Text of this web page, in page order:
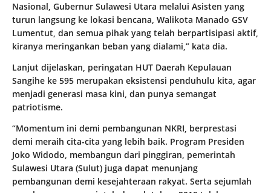
Nasional, Gubernur Sulawesi Utara melalui Asisten yang
turun langsung ke lokasi bencana, Walikota Manado GSV
Lumentut, dan semua pihak yang telah berpartisipasi aktif,
kiranya meringankan beban yang dialami,” kata dia.
Lanjut dijelaskan, peringatan HUT Daerah Kepulauan
Sangihe ke 595 merupakan eksistensi penduhulu kita, agar
menjadi generasi masa kini, dan punya semangat
patriotisme.
“Momentum ini demi pembangunan NKRI, berprestasi
demi meraih cita-cita yang lebih baik. Program Presiden
Joko Widodo, membangun dari pinggiran, pemerintah
Sulawesi Utara (Sulut) juga dapat menunjang
pembangunan demi kesejahteraan rakyat. Serta sejumlah